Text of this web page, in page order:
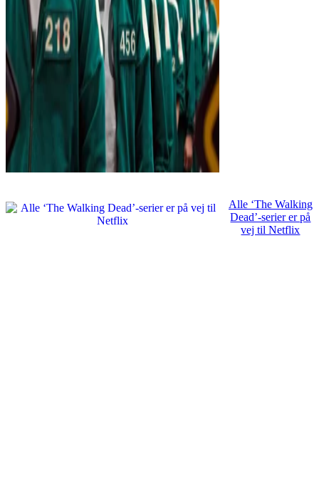
Alle ‘The Walking
Dead’-serier er på
vej til Netflix